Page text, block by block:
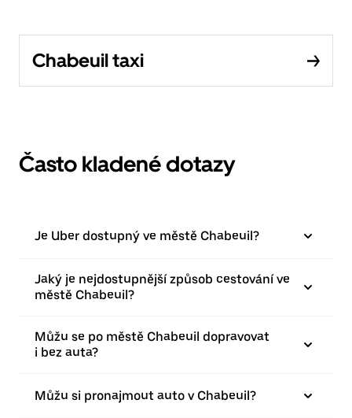
Chabeuil taxi
Často kladené dotazy
Je Uber dostupný ve městě Chabeuil?
Jaký je nejdostupnější způsob cestování ve
městě Chabeuil?
Můžu se po městě Chabeuil dopravovat
i bez auta?
Můžu si pronajmout auto v Chabeuil?